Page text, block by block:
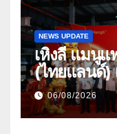
NEWS UPDATE
เหิงลี่ แมนูแ
(ไทยแลนด์)
ชลบุรี เดินห
เอเชียตะวัน
ยุทธศาสตร์
06/08/2026